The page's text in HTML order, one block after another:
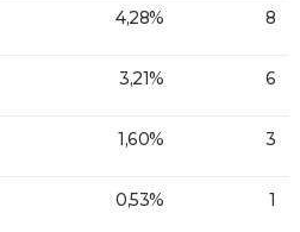
4,28% 8
3,21% 6
1,60% 3
0,53% 1